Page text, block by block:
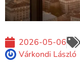
2026-05-06
Várkondi László